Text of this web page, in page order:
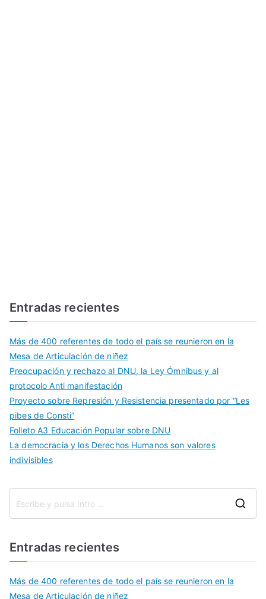
Entradas recientes
Más de 400 referentes de todo el país se reunieron en la
Mesa de Articulación de niñez
Preocupación y rechazo al DNU, la Ley Ómnibus y al
protocolo Anti manifestación
Proyecto sobre Represión y Resistencia presentado por “Les
pibes de Consti”
Folleto A3 Educación Popular sobre DNU
La democracia y los Derechos Humanos son valores
indivisibles
Entradas recientes
Más de 400 referentes de todo el país se reunieron en la
Mesa de Articulación de niñez